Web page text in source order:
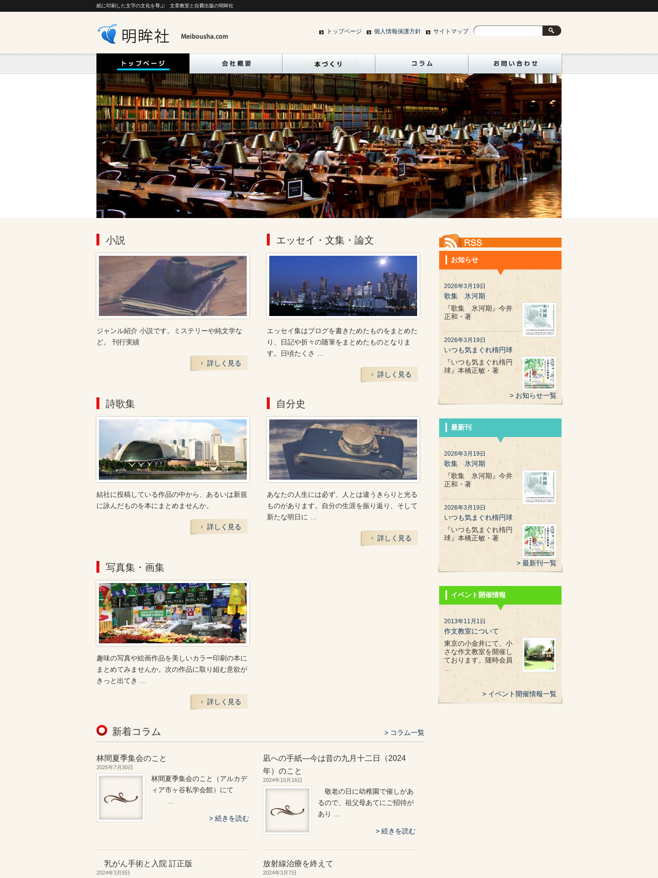
紙に印刷した文字の文化を尊ぶ 文章教室と自費出版の明眸社
トップページ 個人情報保護方針 サイトマップ
小説
ジャンル紹介 小説です。ミステリーや純文学な
ど。 刊行実績
詳しく見る
エッセイ・文集・論文
エッセイ集はブログを書きためたものをまとめた
り、日記や折々の随筆をまとめたものとなりま
す。日頃たくさ …
詳しく見る
詩歌集
結社に投稿している作品の中から、あるいは新規
に詠んだものを本にまとめませんか。
詳しく見る
自分史
あなたの人生には必ず、人とは違うきらりと光る
ものがあります。自分の生涯を振り返り、そして
新たな明日に …
詳しく見る
写真集・画集
趣味の写真や絵画作品を美しいカラー印刷の本に
まとめてみませんか。次の作品に取り組む意欲が
きっと出てき …
詳しく見る
新着コラム コラム一覧
林間夏季集会のこと
2025年7月30日
林間夏季集会のこと（アルカデ
ィア市ヶ谷私学会館）にて
…
続きを読む
凪への手紙―今は昔の九月十二日（2024
年）のこと
2024年10月16日
敬老の日に幼稚園で催しがあ
るので、祖父母あてにご招待が
あり …
続きを読む
乳がん手術と入院 訂正版
2024年3月8日
放射線治療を終えて
2024年3月7日
お知らせ
2026年3月19日
歌集 氷河期
『歌集 氷河期』今井
正和・著
2026年3月19日
いつも気まぐれ楕円球
『いつも気まぐれ楕円
球』本橋正敏・著
お知らせ一覧
最新刊
2026年3月19日
歌集 氷河期
『歌集 氷河期』今井
正和・著
2026年3月19日
いつも気まぐれ楕円球
『いつも気まぐれ楕円
球』本橋正敏・著
最新刊一覧
イベント開催情報
2013年11月1日
作文教室について
東京の小金井にて、小
さな作文教室を開催し
ております。随時会員
…
イベント開催情報一覧